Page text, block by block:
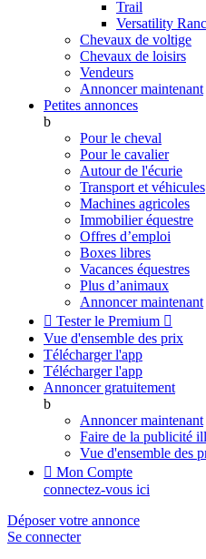
Trail
Versatility
Chevaux de voltige
Chevaux de loisirs
Vendeurs
Annoncer maintenant
Petites annonces
b
Pour le cheval
Pour le cavalier
Autour de l'écurie
Transport et véhicules
Machines agricoles
Immobilier équestre
Offres d’emploi
Boxes libres
Vacances équestres
Plus d’animaux
Annoncer maintenant
 Tester le Premium 
Vue d'ensemble des prix
Télécharger l'app
Télécharger l'app
Annoncer gratuitement
b
Annoncer maintenant
Faire de la publicité
Vue d'ensemble des
 Mon Compte
connectez-vous ici
Déposer votre annonce
Se connecter